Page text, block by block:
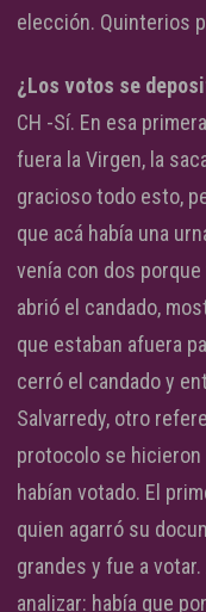
elección. Quinterios
¿Los votos se
CH -Sí. En esa
fuera la Virgen, la
gracioso todo esto,
que acá había una
venía con dos
abrió el candado,
que estaban afuera
cerró el candado y
Salvarredy, otro
protocolo se hicieron
habían votado. El
quien agarró su
grandes y fue a
analizar: había que